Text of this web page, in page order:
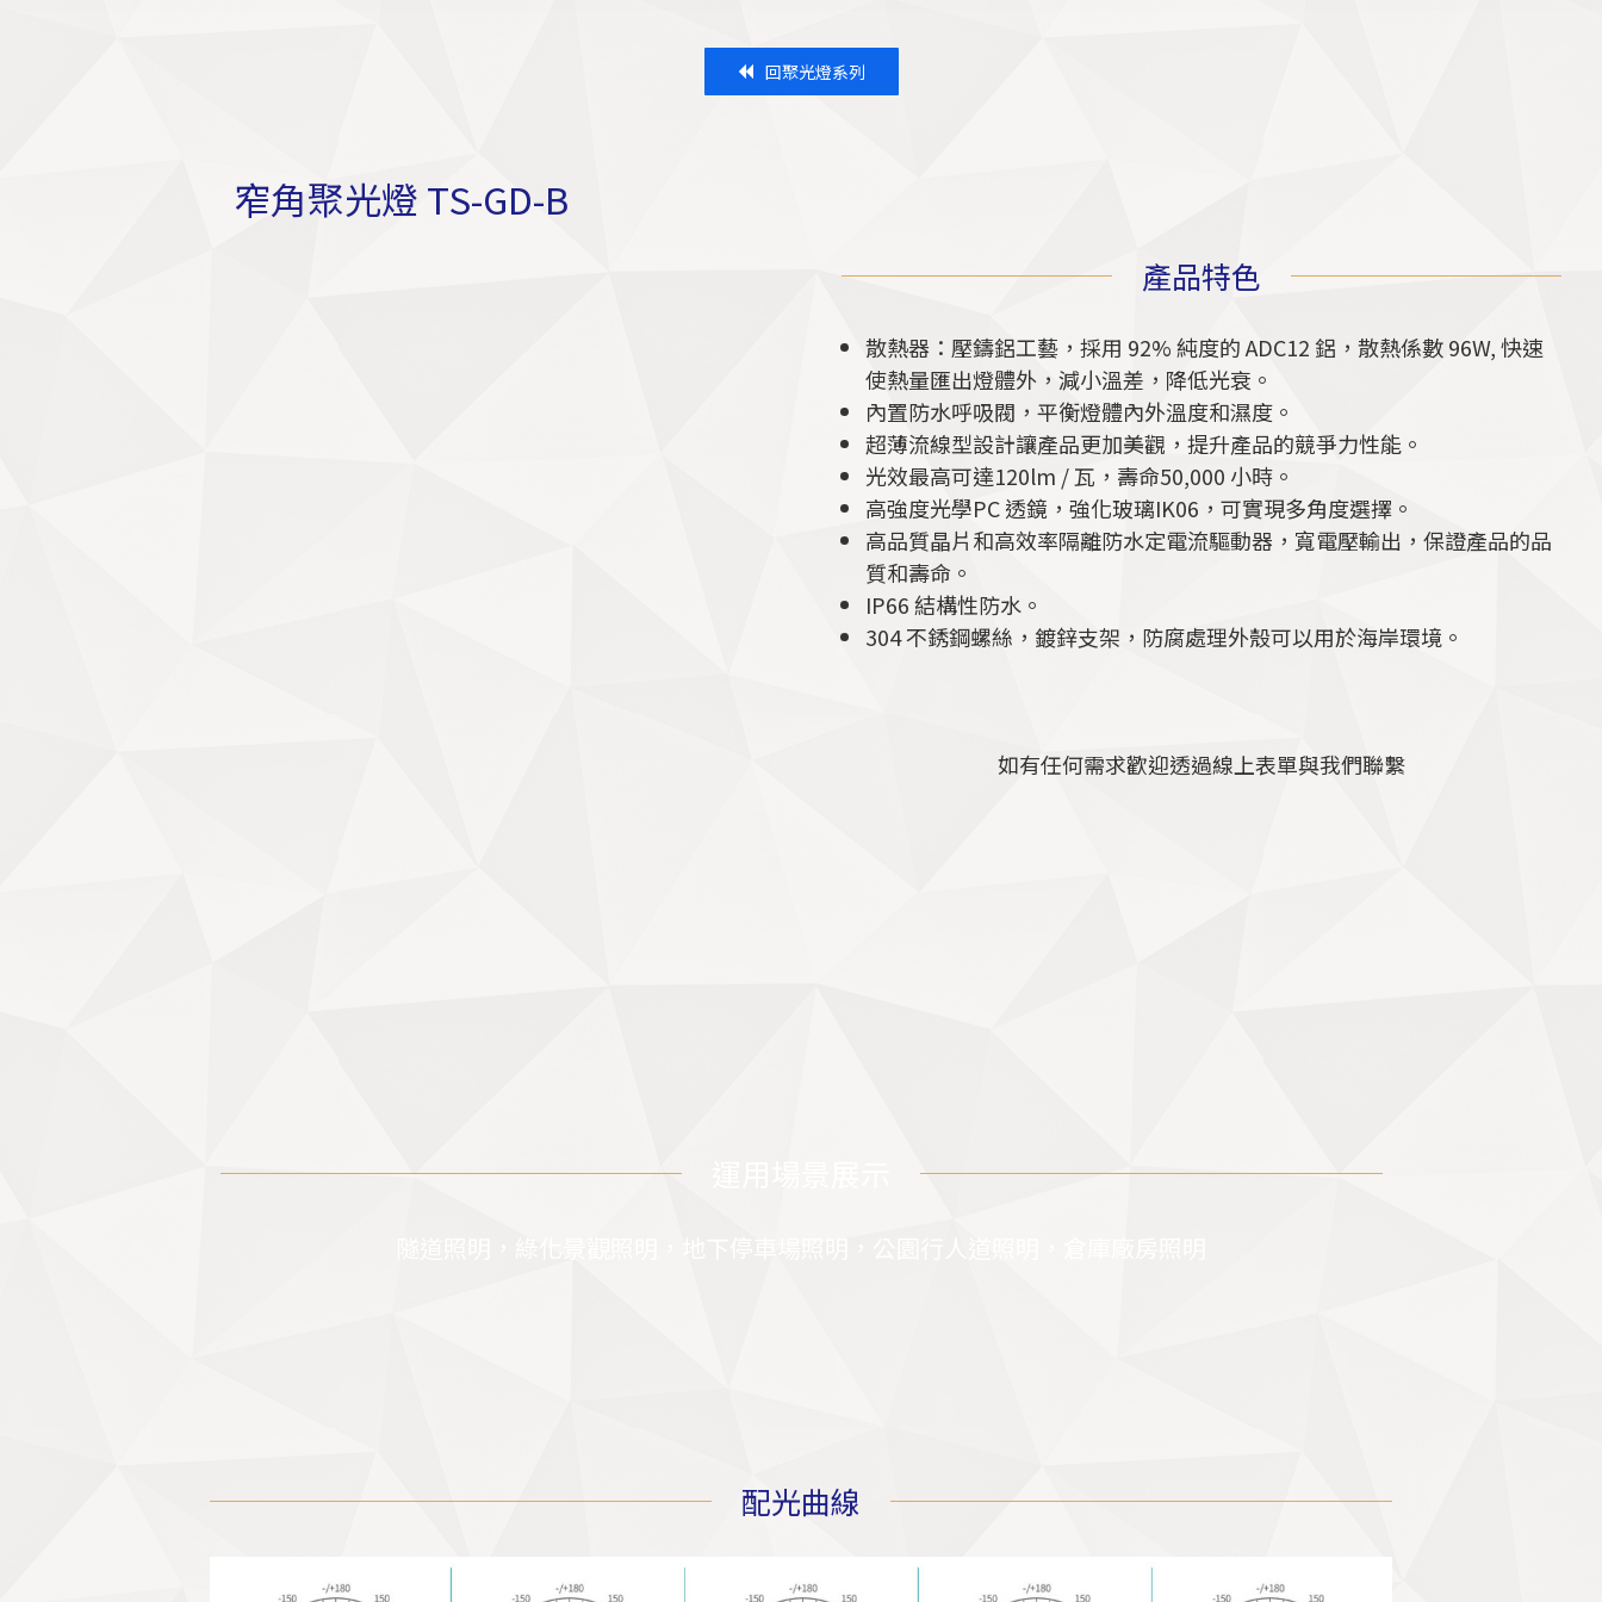
回聚光燈系列
窄角聚光燈 TS-GD-B
產品特色
散熱器：壓鑄鋁工藝，採用 92% 純度的 ADC12 鋁，散熱係數 96W, 快速
使熱量匯出燈體外，減小溫差，降低光衰。
內置防水呼吸閥，平衡燈體內外溫度和濕度。
超薄流線型設計讓產品更加美觀，提升產品的競爭力性能。
光效最高可達120lm / 瓦，壽命50,000 小時。
高強度光學PC 透鏡，強化玻璃IK06，可實現多角度選擇。
高品質晶片和高效率隔離防水定電流驅動器，寬電壓輸出，保證產品的品
質和壽命。
IP66 結構性防水。
304 不銹鋼螺絲，鍍鋅支架，防腐處理外殼可以用於海岸環境。
如有任何需求歡迎透過線上表單與我們聯繫
配光曲線